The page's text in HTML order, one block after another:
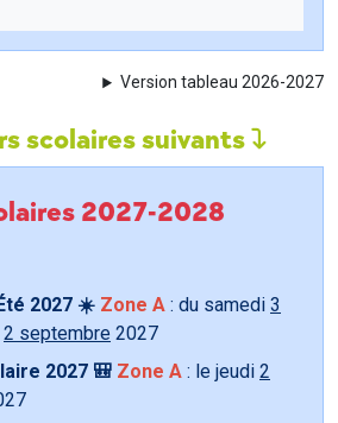
Version tableau 2026-2027
scolaires suivants
2027-2028
2027 ☀️ Zone A : du samedi 3
2 septembre 2027
2027 🎒 Zone A : le jeudi 2